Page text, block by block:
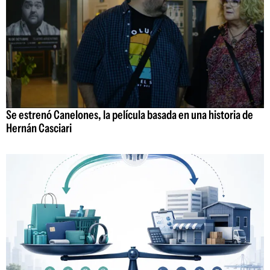
Se estrenó Canelones, la película basada en una historia de
Hernán Casciari